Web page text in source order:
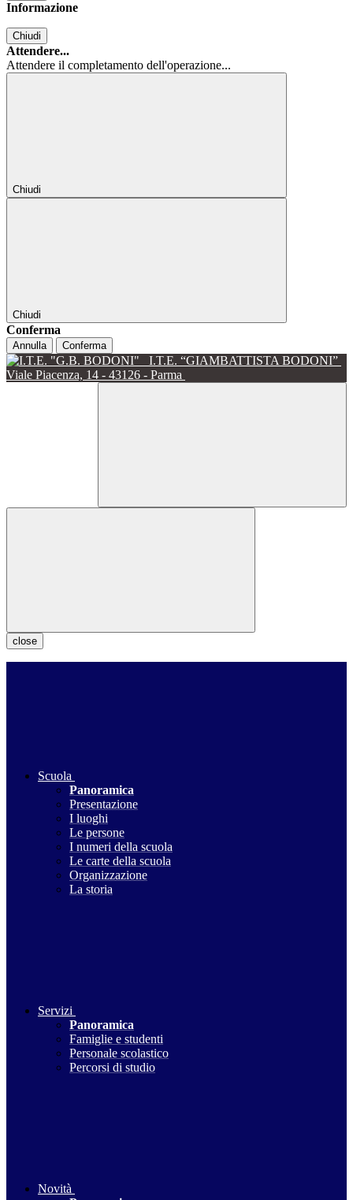
Informazione
Chiudi
Attendere...
Attendere il completamento dell'operazione...
Chiudi
Chiudi
Conferma
Annulla Conferma
I.T.E. “GIAMBATTISTA BODONI”
Viale Piacenza, 14 - 43126 - Parma
close
Scuola
Panoramica
Presentazione
I luoghi
Le persone
I numeri della scuola
Le carte della scuola
Organizzazione
La storia
Servizi
Panoramica
Famiglie e studenti
Personale scolastico
Percorsi di studio
Novità